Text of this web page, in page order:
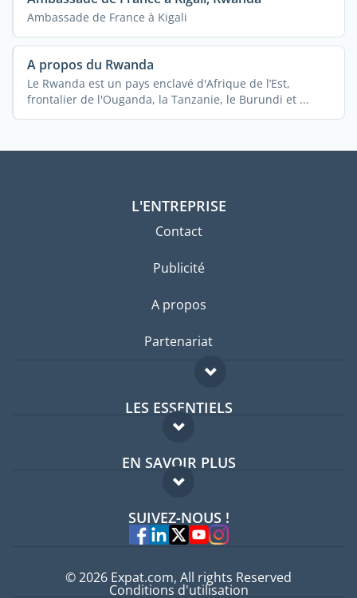
Ambassade de France à Kigali
A propos du Rwanda
Le Rwanda est un pays enclavé d'Afrique de l’Est,
frontalier de l'Ouganda, la Tanzanie, le Burundi et ...
L'ENTREPRISE
Contact
Publicité
A propos
Partenariat
LES ESSENTIELS
Forum expatriés
Guides pays
EN SAVOIR PLUS
FAQ
Experts
SUIVEZ-NOUS !
© 2026 Expat.com, All rights Reserved
Conditions d'utilisation